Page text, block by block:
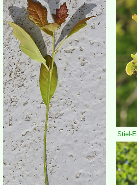
Stiel-